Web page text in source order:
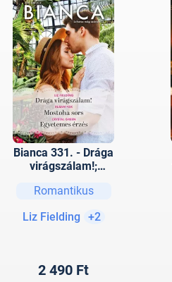
Bianca 331. - Drága
virágszálam!;
Egyetemes érzés
Romantikus
Liz Fielding
+2
2 490 Ft